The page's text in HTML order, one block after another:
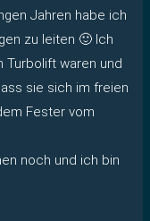
Jahren habe ich
zu leiten 🙂 Ich
Turbolift waren und
sie sich im freien
Fester vom
noch und ich bin